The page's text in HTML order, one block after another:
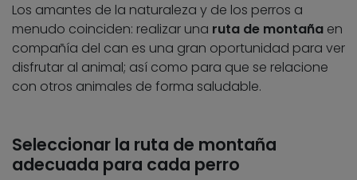
Los amantes de la naturaleza y de los perros a
menudo coinciden: realizar una ruta de montaña en
compañía del can es una gran oportunidad para ver
disfrutar al animal; así como para que se relacione
con otros animales de forma saludable.
Seleccionar la ruta de montaña
adecuada para cada perro